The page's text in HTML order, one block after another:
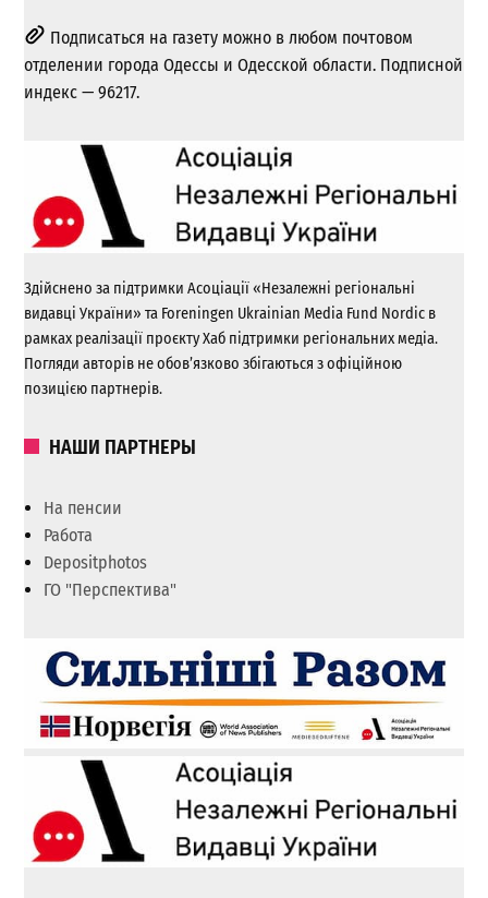
Подписаться на газету можно в любом почтовом
отделении города Одессы и Одесской области. Подписной
индекс — 96217.
Здійснено за підтримки Асоціації «Незалежні регіональні
видавці України» та Foreningen Ukrainian Media Fund Nordic в
рамках реалізації проєкту Хаб підтримки регіональних медіа.
Погляди авторів не обов’язково збігаються з офіційною
позицією партнерів.
НАШИ ПАРТНЕРЫ
На пенсии
Работа
Depositphotos
ГО "Перспектива"